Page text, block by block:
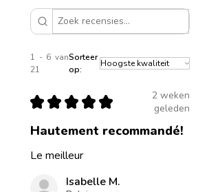
1 - 6 van
21
Sorteer
op:
★ ★ ★ ★ ★
2 weken
geleden
Hautement recommandé!
Le meilleur
Isabelle M.